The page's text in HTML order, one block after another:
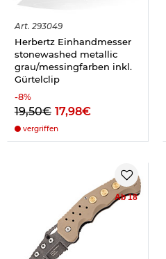
Art. 293049
Herbertz Einhandmesser
stonewashed metallic
grau/messingfarben inkl.
Gürtelclip
-8%
19,50€ 17,98€
vergriffen
Ab 18